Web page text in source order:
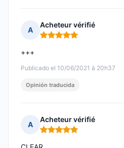
A
Acheteur vérifié
Nota: 5 de 5
Publicado el 10/06/2021 à 20h37
+++
Opinión traducida
A
Acheteur vérifié
Nota: 5 de 5